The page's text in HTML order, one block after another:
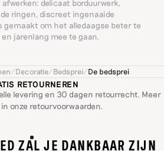
delicaat borduurwerk,
ringen, discreet ingenaaide
gemaakt om het alledaagse beter te
jarenlang mee te gaan.
/Decoratie/Bedsprei/De bedsprei
RETOURNEREN
levering en 30 dagen retourrecht. Meer
onze retourvoorwaarden.
ZAL JE DANKBAAR ZIJN